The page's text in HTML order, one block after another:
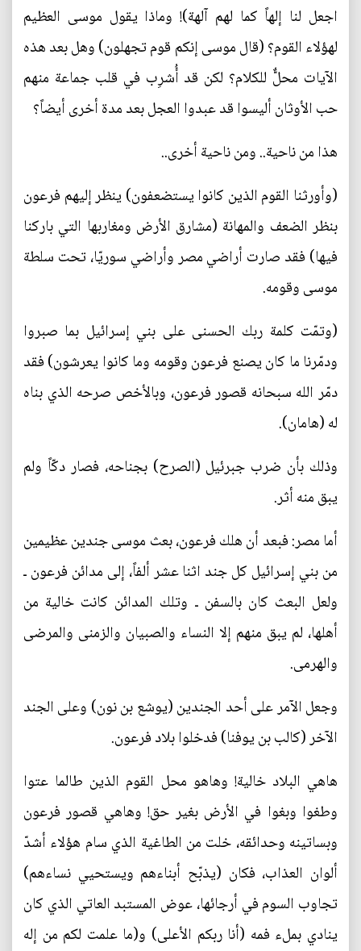
اجعل لنا إلهاً كما لهم آلهة)! وماذا يقول موسى العظيم
لهؤلاء القوم؟ (قال موسى إنكم قوم تجهلون) وهل بعد هذه
الآيات محلٌّ للكلام؟ لكن قد أُشرِب في قلب جماعة منهم
حب الأوثان أليسوا قد عبدوا العجل بعد مدة أخرى أيضاً؟
هذا من ناحية.. ومن ناحية أخرى..
(وأورثنا القوم الذين كانوا يستضعفون) ينظر إليهم فرعون
بنظر الضعف والمهانة (مشارق الأرض ومغاربها التي باركنا
فيها) فقد صارت أراضي مصر وأراضي سوريّا، تحت سلطة
موسى وقومه.
(وتمّت كلمة ربك الحسنى على بني إسرائيل بما صبروا
ودمّرنا ما كان يصنع فرعون وقومه وما كانوا يعرشون) فقد
دمّر الله سبحانه قصور فرعون، وبالأخص صرحه الذي بناه
له (هامان).
وذلك بأن ضرب جبرئيل (الصرح) بجناحه، فصار دكّاً ولم
يبق منه أثر.
أما مصر: فبعد أن هلك فرعون، بعث موسى جندين عظيمين
من بني إسرائيل كل جند اثنا عشر ألفاً، إلى مدائن فرعون ـ
ولعل البعث كان بالسفن ـ وتلك المدائن كانت خالية من
أهلها، لم يبق منهم إلا النساء والصبيان والزمنى والمرضى
والهرمى.
وجعل الآمر على أحد الجندين (يوشع بن نون) وعلى الجند
الآخر (كالب بن يوفنا) فدخلوا بلاد فرعون.
هاهي البلاد خالية! وهاهو محل القوم الذين طالما عتوا
وطغوا وبغوا في الأرض بغير حق! وهاهي قصور فرعون
وبساتينه وحدائقه، خلت من الطاغية الذي سام هؤلاء أشدّ
ألوان العذاب، فكان (يذبّح أبناءهم ويستحيي نساءهم)
تجاوب السوم في أرجائها، عوض المستبد العاتي الذي كان
ينادي بملء فمه (أنا ربكم الأعلى) و(ما علمت لكم من إله